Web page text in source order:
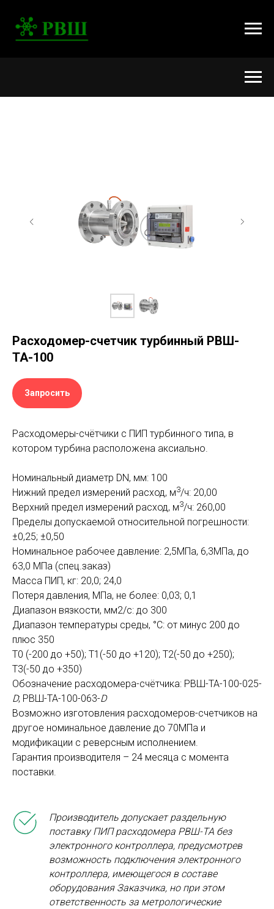
Расходомер-счетчик турбинный РВШ-
ТА-100
Запросить
Расходомеры-счётчики с ПИП турбинного типа, в
котором турбина расположена аксиально.
Номинальный диаметр DN, мм: 100
Нижний предел измерений расход, м3/ч: 20,00
Верхний предел измерений расход, м3/ч: 260,00
Пределы допускаемой относительной погрешности:
±0,25; ±0,50
Номинальное рабочее давление: 2,5МПа, 6,3МПа, до
63,0 МПа (спец.заказ)
Масса ПИП, кг: 20,0; 24,0
Потеря давления, МПа, не более: 0,03; 0,1
Диапазон вязкости, мм2/с: до 300
Диапазон температуры среды, °С: от минус 200 до
плюс 350
Т0 (-200 до +50); Т1(-50 до +120); Т2(-50 до +250);
Т3(-50 до +350)
Обозначение расходомера-счётчика: РВШ-ТА-100-025-
D; РВШ-ТА-100-063-D
Возможно изготовления расходомеров-счетчиков на
другое номинальное давление до 70МПа и
модификации с реверсным исполнением.
Гарантия производителя – 24 месяца с момента
поставки.
Производитель допускает раздельную
поставку ПИП расходомера РВШ-ТА без
электронного контроллера, предусмотрев
возможность подключения электронного
контроллера, имеющегося в составе
оборудования Заказчика, но при этом
ответственность за метрологические